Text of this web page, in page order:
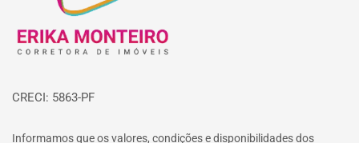
CRECI: 5863-PF
Informamos que os valores, condições e disponibilidades dos